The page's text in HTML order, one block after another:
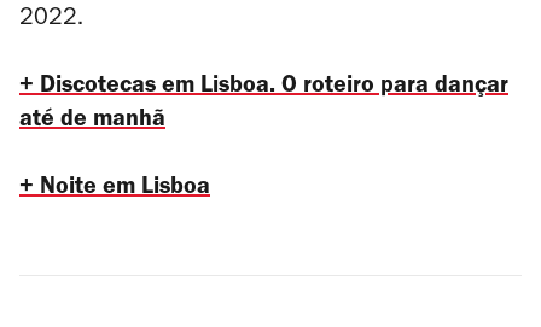
2022.
+ Discotecas em Lisboa. O roteiro para dançar
até de manhã
+ Noite em Lisboa